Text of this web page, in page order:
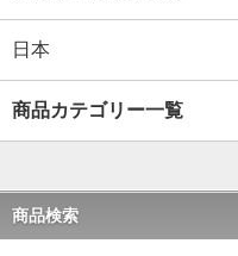
日本
商品カテゴリー一覧
商品検索